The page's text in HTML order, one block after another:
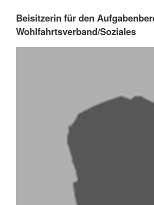
Beisitzerin für den
Wohlfahrtsverband/Soziales